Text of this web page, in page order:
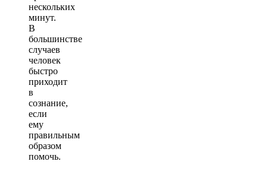
нескольких
минут.
В
большинстве
случаев
человек
быстро
приходит
в
сознание,
если
ему
правильным
образом
помочь.